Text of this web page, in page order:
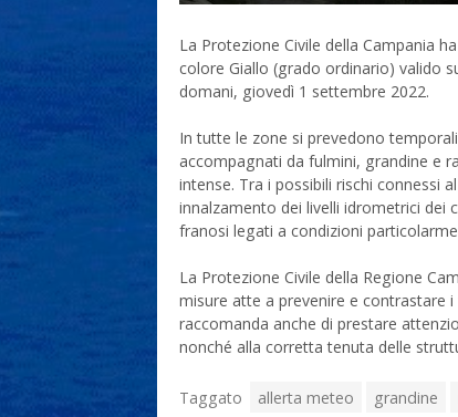
La Protezione Civile della Campania
colore Giallo (grado ordinario) valido
domani, giovedì 1 settembre 2022.
In tutte le zone si prevedono
accompagnati da fulmini, grandine e
intense. Tra i possibili rischi connessi
innalzamento dei livelli idrometrici dei
franosi legati a condizioni
La Protezione Civile della Regione
misure atte a prevenire e contrastare
raccomanda anche di prestare
nonché alla corretta tenuta delle
Taggato allerta meteo grandine